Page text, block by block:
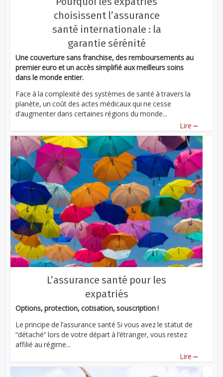
choisissent l’assurance
santé internationale : la
garantie sérénité
Une couverture sans franchise, des remboursements au
premier euro et un accès simplifié aux meilleurs soins
dans le monde entier.
Face à la complexité des systèmes de santé à travers la
planète, un coût des actes médicaux qui ne cesse
d’augmenter dans certaines régions du monde...
Lire ...
L’assurance santé pour les
expatriés
Options, protection, cotisation, souscription !
Le principe de l’assurance santé Si vous avez le statut de
“détaché” lors de votre départ à l’étranger, vous restez
affilié au régime...
Lire ...